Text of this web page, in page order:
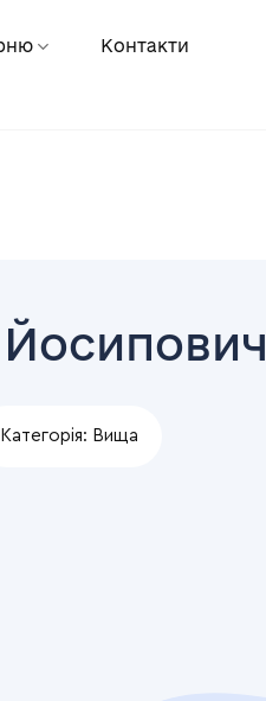
Контакти
Йосипович
Категорія: Вища